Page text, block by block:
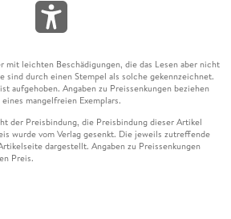
mit leichten Beschädigungen, die das Lesen aber nicht
sind durch einen Stempel als solche gekennzeichnet.
aufgehoben. Angaben zu Preissenkungen beziehen
mangelfreien Exemplars.
der Preisbindung, die Preisbindung dieser Artikel
wurde vom Verlag gesenkt. Die jeweils zutreffende
dargestellt. Angaben zu Preissenkungen
Preis.